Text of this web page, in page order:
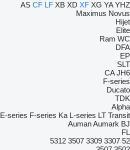
AS CF LF XB XD XF XG YA YHZ
Maximus Novus
Hijet
Elite
Ram WC
DFA
EP
SLT
CA JH6
F-series
Ducato
TDK
Alpha
E-series F-series Ka L-series LT Transit
AumanAumark BJ
FL
52
3307
3309
3507
5312